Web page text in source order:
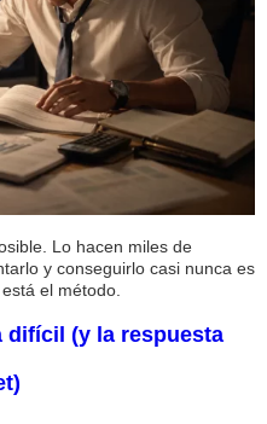
Lo hacen miles de
y conseguirlo casi nunca es
el método.
difícil (y la respuesta